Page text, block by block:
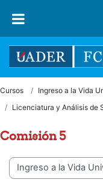
Cursos Ingreso a la Vida
Licenciatura y Análisis de
Comisión 5
Categorías